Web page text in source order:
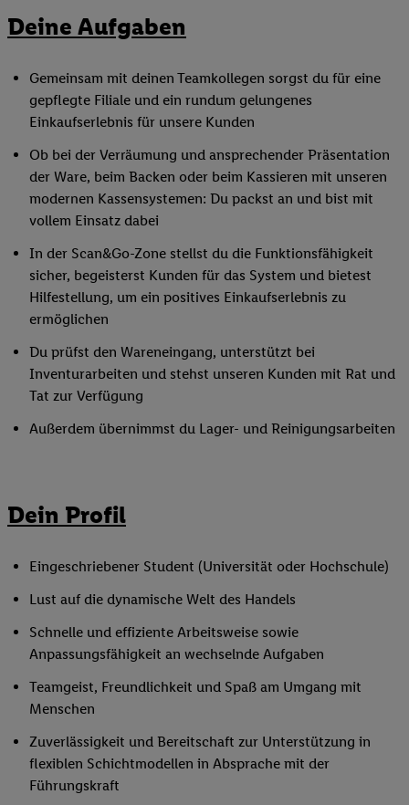
Deine Aufgaben
Gemeinsam mit deinen Teamkollegen sorgst du für eine
gepflegte Filiale und ein rundum gelungenes
Einkaufserlebnis für unsere Kunden
Ob bei der Verräumung und ansprechender Präsentation
der Ware, beim Backen oder beim Kassieren mit unseren
modernen Kassensystemen: Du packst an und bist mit
vollem Einsatz dabei
In der Scan&Go-Zone stellst du die Funktionsfähigkeit
sicher, begeisterst Kunden für das System und bietest
Hilfestellung, um ein positives Einkaufserlebnis zu
ermöglichen
Du prüfst den Wareneingang, unterstützt bei
Inventurarbeiten und stehst unseren Kunden mit Rat und
Tat zur Verfügung
Außerdem übernimmst du Lager- und Reinigungsarbeiten
Dein Profil
Eingeschriebener Student (Universität oder Hochschule)
Lust auf die dynamische Welt des Handels
Schnelle und effiziente Arbeitsweise sowie
Anpassungsfähigkeit an wechselnde Aufgaben
Teamgeist, Freundlichkeit und Spaß am Umgang mit
Menschen
Zuverlässigkeit und Bereitschaft zur Unterstützung in
flexiblen Schichtmodellen in Absprache mit der
Führungskraft